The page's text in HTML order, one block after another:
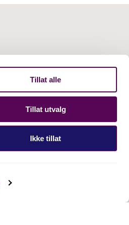
Tillat alle
Tillat utvalg
Ikke tillat